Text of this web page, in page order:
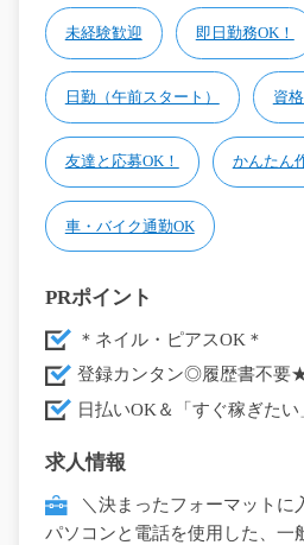
未経験歓迎 即日勤務OK！
日勤（午前スタート） 資
友達と応募OK！ かんたん
車・バイク通勤OK
PRポイント
＊ネイル・ピアスOK＊
登録カンタン◎履歴書不要
日払いOK＆「すぐ稼ぎた
求人情報
＼決まったフォーマットに
パソコンと電話を使用した、一